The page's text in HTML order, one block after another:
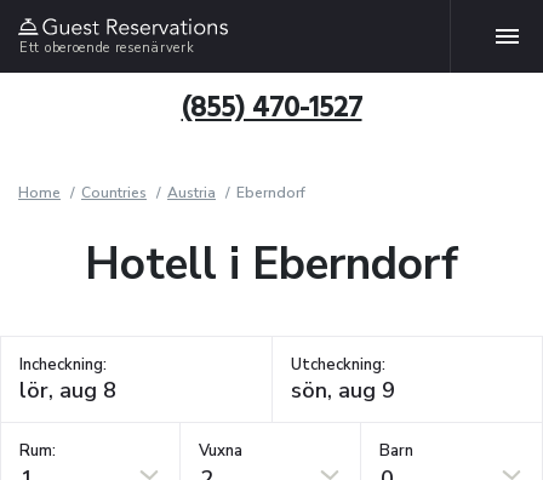
Ett oberoende resenärverk
(855) 470-1527
Home Countries Austria Eberndorf
Hotell i Eberndorf
Incheckning: Utcheckning:
Rum: Vuxna Barn